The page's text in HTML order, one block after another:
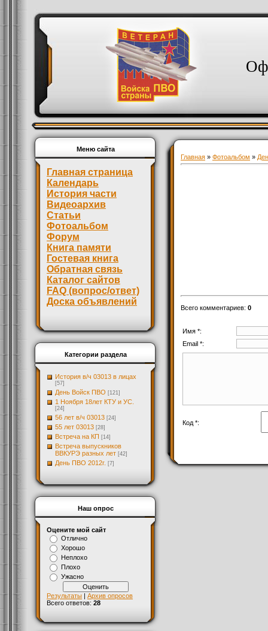
Меню сайта
Главная страница
Календарь
История части
Видеоархив
Статьи
Фотоальбом
Форум
Книга памяти
Гостевая книга
Обратная связь
Каталог сайтов
FAQ (вопрос/ответ)
Доска объявлений
Категории раздела
История в/ч 03013 в лицах
[57]
День Войск ПВО [121]
1 Ноября 18лет КТУ и УС.
[24]
56 лет в/ч 03013 [24]
55 лет 03013 [28]
Встреча на КП [14]
Встреча выпускников
ВВКУРЭ разных лет [42]
День ПВО 2012г. [7]
Наш опрос
Оцените мой сайт
Отлично
Хорошо
Неплохо
Плохо
Ужасно
Результаты | Архив опросов
Всего ответов: 28
Главная » Фотоальбом »
Всего комментариев: 0
Имя *:
Email *:
Код *: